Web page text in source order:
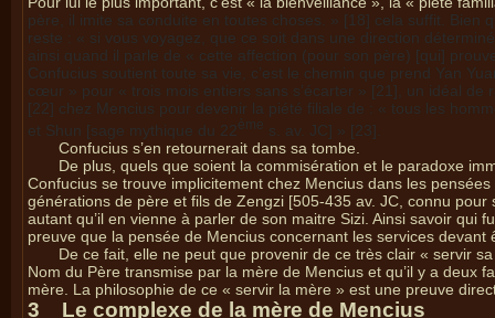
père, il imite sa conduite en toutes choses. » [18] cela suffit. Bien
reste : « si vous voyagez, que ce soit dans une direction
ainsi quand il parle de « cette affection (pour son père) [qui]
Confucius soutient toute sa vie, c’est le chemin que prend Yan
cœur » pour « trois mois entiers sans s’écarter » [21], un idéal
[22] chez Mencius pour devenir la piété filiale de : « tous les
et Shun [sage mythique du 22ème s. av. JC] » [23].
Confucius s’en retournerait dans sa tombe.
De plus, quels que soient la commisération et le paradoxe
Confucius se trouve implicitement chez Mencius dans les
générations de père et fils de Zengzi [505-435 av. JC, connu
autant qu’il en vienne à parler de son maitre Sizi. Ainsi savoir qui
preuve que la pensée de Mencius concernant les services
De ce fait, elle ne peut que provenir de ce très clair « servir
Nom du Père transmise par la mère de Mencius et qu’il y a deux
mère. La philosophie de ce « servir la mère » est une preuve
3 Le complexe de la mère de Mencius